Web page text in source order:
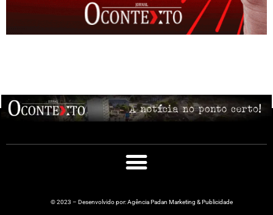
© 2023 – Desenvolvido por: Agência Padan Marketing & Publicidade